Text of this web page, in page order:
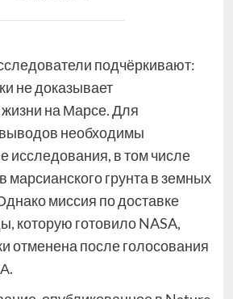
подчёркивают:
не доказывает
на Марсе. Для
необходимы
исследования, в том числе
марсианского грунта в земных
миссия по доставке
которую готовило NASA,
отменена после голосования